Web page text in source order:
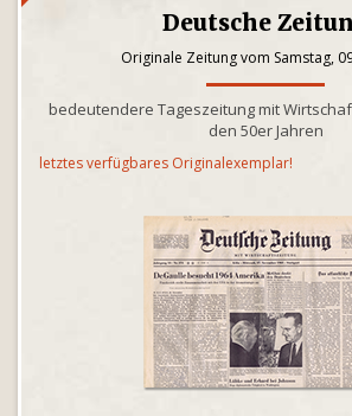
Deutsche
Originale Zeitung vom Samstag,
bedeutendere Tageszeitung mit
den 50er Jahren
letztes verfügbares Originalexemplar!